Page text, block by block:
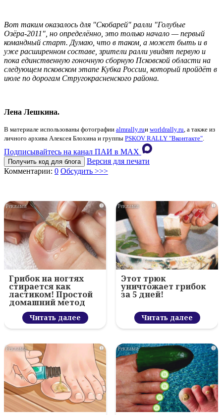
Вот таким оказалось для "Скобарей" ралли "Голубые
Озёра-2011", но определённо, это только начало — первый
командный старт. Думаю, что в таком, а может быть и в
уже расширенном составе, зрители ралли увидят первую и
пока единственную гоночную сборную Псковской области на
следующем псковском этапе Кубка России, который пройдёт в
июле по дорогам Стругокрасненского района.
Лена Лешкина.
В материале использованы фотографии almrally.ruи worldrally.ru, а также из
личного архива Алексея Блохина и группы PSKOV RALLY "Вконтакте".
Подписывайтесь на канал ПАИ в MAХ
Получить код для блога
Версия для печати
Комментарии: 0 Обсудить >>>
i
Грибок на ногтях
стирается как
ластиком! Простой
домашний метод
Читать далее
i
Этот трюк
уничтожает грибок
за 5 дней!
Читать далее
i i